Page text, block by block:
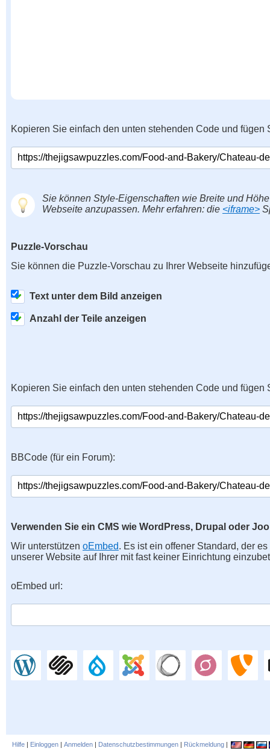
Kopieren Sie einfach den unten stehenden Code und fügen
Sie können Style-Eigenschaften wie Breite und
Webseite anzupassen. Mehr erfahren: die <iframe>
Puzzle-Vorschau
Sie können die Puzzle-Vorschau zu Ihrer Webseite
Text unter dem Bild anzeigen
Anzahl der Teile anzeigen
Kopieren Sie einfach den unten stehenden Code und fügen
BBCode (für ein Forum):
Verwenden Sie ein CMS wie WordPress, Drupal oder
Wir unterstützen oEmbed. Es ist ein offener Standard, der
unserer Website auf Ihrer mit fast keiner Einrichtung
oEmbed url:
Hilfe | Einloggen | Anmelden | Datenschutzbestimmungen | Rückmeldung |